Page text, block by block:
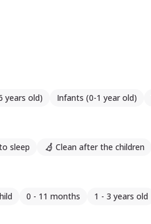
years old)
Infants (0-1 year old)
sleep
Clean after the children
0 - 11 months 1 - 3 years old